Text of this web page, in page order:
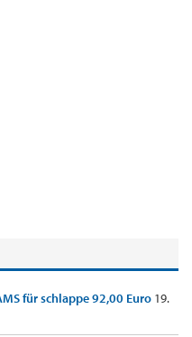
für schlappe 92,00 Euro 19.